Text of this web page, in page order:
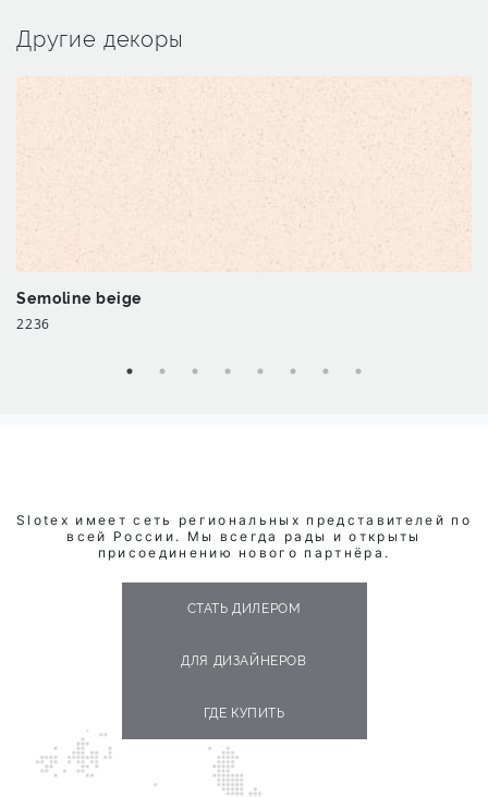
Другие декоры
Semoline beige
2236
Slotex имеет сеть региональных представителей по
всей России. Мы всегда рады и открыты
присоединению нового партнёра.
СТАТЬ ДИЛЕРОМ
ДЛЯ ДИЗАЙНЕРОВ
ГДЕ КУПИТЬ